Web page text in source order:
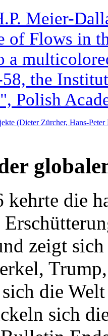
Meier-
of Flows in
a
the
Polish
(Dieter Zürcher, Hans-
kehrte die
zeigt
die
sich